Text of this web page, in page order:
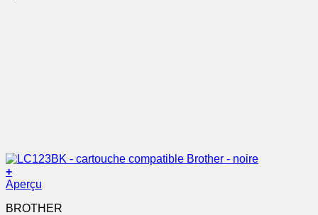
+
Aperçu
BROTHER